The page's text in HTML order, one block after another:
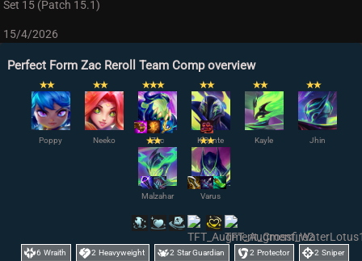
Set 15 (Patch 15.1)
15/4/2026
Perfect Form Zac Reroll Team Comp overview
✭✭
Poppy
✭✭
Neeko
✭✭✭
Zac
✭✭
K'Sante
✭✭
Kayle
✭✭
Jhin
✭✭
Malzahar
✭✭
Varus
6 Wraith 2 Heavyweight 2 Star Guardian 2 Protector 2 Sniper